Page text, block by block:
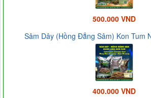
500.000 VND
Sâm Dây (Hồng Đẳng Sâm) Kon Tum
400.000 VND